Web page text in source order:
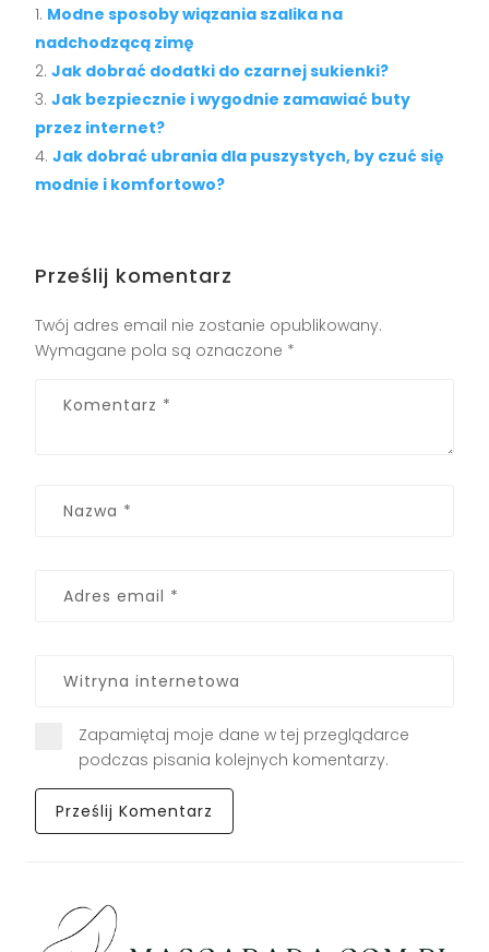
Modne sposoby wiązania szalika na
nadchodzącą zimę
Jak dobrać dodatki do czarnej sukienki?
Jak bezpiecznie i wygodnie zamawiać buty
przez internet?
Jak dobrać ubrania dla puszystych, by czuć się
modnie i komfortowo?
Prześlij komentarz
Twój adres email nie zostanie opublikowany.
Wymagane pola są oznaczone *
Zapamiętaj moje dane w tej przeglądarce
podczas pisania kolejnych komentarzy.